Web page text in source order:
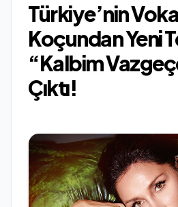
Türkiye’nin
Koçundan Yeni
“Kalbim
Çıktı!